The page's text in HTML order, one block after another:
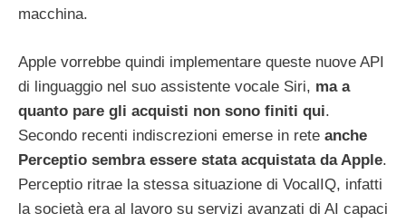
macchina.
Apple vorrebbe quindi implementare queste nuove API
di linguaggio nel suo assistente vocale Siri, ma a
quanto pare gli acquisti non sono finiti qui.
Secondo recenti indiscrezioni emerse in rete anche
Perceptio sembra essere stata acquistata da Apple.
Perceptio ritrae la stessa situazione di VocalIQ, infatti
la società era al lavoro su servizi avanzati di AI capaci